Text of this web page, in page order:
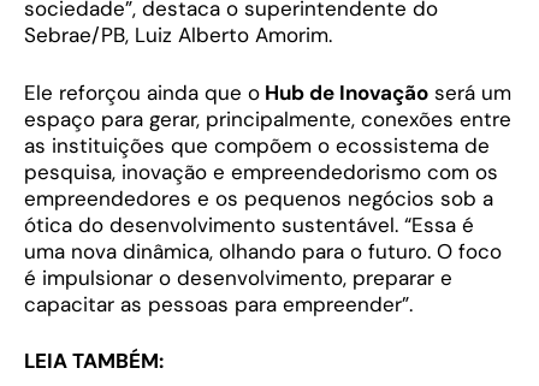
sociedade”, destaca o superintendente do
Sebrae/PB, Luiz Alberto Amorim.
Ele reforçou ainda que o Hub de Inovação será um
espaço para gerar, principalmente, conexões entre
as instituições que compõem o ecossistema de
pesquisa, inovação e empreendedorismo com os
empreendedores e os pequenos negócios sob a
ótica do desenvolvimento sustentável. “Essa é
uma nova dinâmica, olhando para o futuro. O foco
é impulsionar o desenvolvimento, preparar e
capacitar as pessoas para empreender”.
LEIA TAMBÉM: